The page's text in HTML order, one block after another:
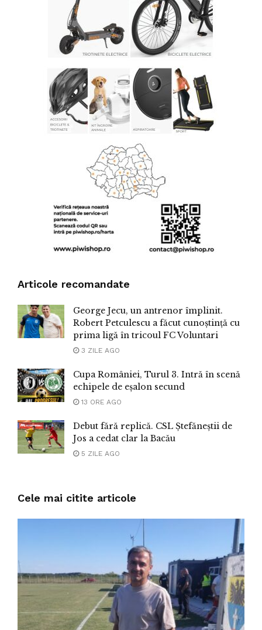
Articole recomandate
George Jecu, un antrenor împlinit.
Robert Petculescu a făcut cunoștință cu
prima ligă în tricoul FC Voluntari
3 ZILE AGO
Cupa României, Turul 3. Intră în scenă
echipele de eșalon secund
13 ORE AGO
Debut fără replică. CSL Ștefăneștii de
Jos a cedat clar la Bacău
5 ZILE AGO
Cele mai citite articole